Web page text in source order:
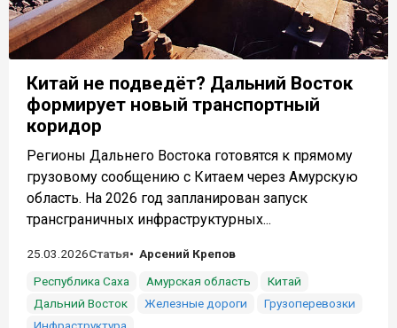
Китай не подведёт? Дальний Восток
формирует новый транспортный
коридор
Регионы Дальнего Востока готовятся к прямому
грузовому сообщению с Китаем через Амурскую
область. На 2026 год запланирован запуск
трансграничных инфраструктурных...
25.03.2026Статья
Арсений Крепов
Республика Саха
Амурская область
Китай
Дальний Восток
Железные дороги
Грузоперевозки